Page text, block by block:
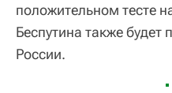
положительном тесте
Беспутина также будет
России.